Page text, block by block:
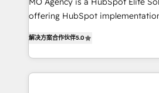
object setup, CMS builds, and
nurturing sequences. - Cross-hub
Marketing, Sales, Operations,
Ongoing optimization, managed
offering HubSpot
paid media, content marketing,
search optimisation), and
WordPress development. We work with enterprise
解决方案合作伙伴5.0